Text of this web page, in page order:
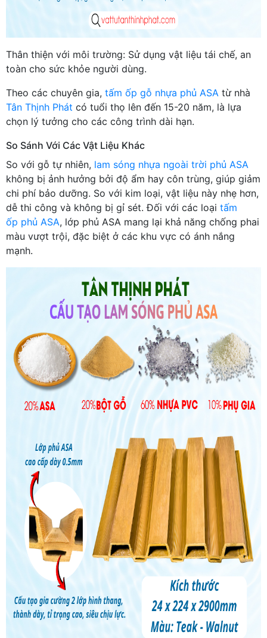
Thân thiện với môi trường: Sử dụng vật liệu tái chế, an
toàn cho sức khỏe người dùng.
Theo các chuyên gia, tấm ốp gỗ nhựa phủ ASA từ nhà
Tân Thịnh Phát có tuổi thọ lên đến 15-20 năm, là lựa
chọn lý tưởng cho các công trình dài hạn.
So Sánh Với Các Vật Liệu Khác
So với gỗ tự nhiên, lam sóng nhựa ngoài trời phủ ASA
không bị ảnh hưởng bởi độ ẩm hay côn trùng, giúp giảm
chi phí bảo dưỡng. So với kim loại, vật liệu này nhẹ hơn,
dễ thi công và không bị gỉ sét. Đối với các loại tấm
ốp phủ ASA, lớp phủ ASA mang lại khả năng chống phai
màu vượt trội, đặc biệt ở các khu vực có ánh nắng
mạnh.